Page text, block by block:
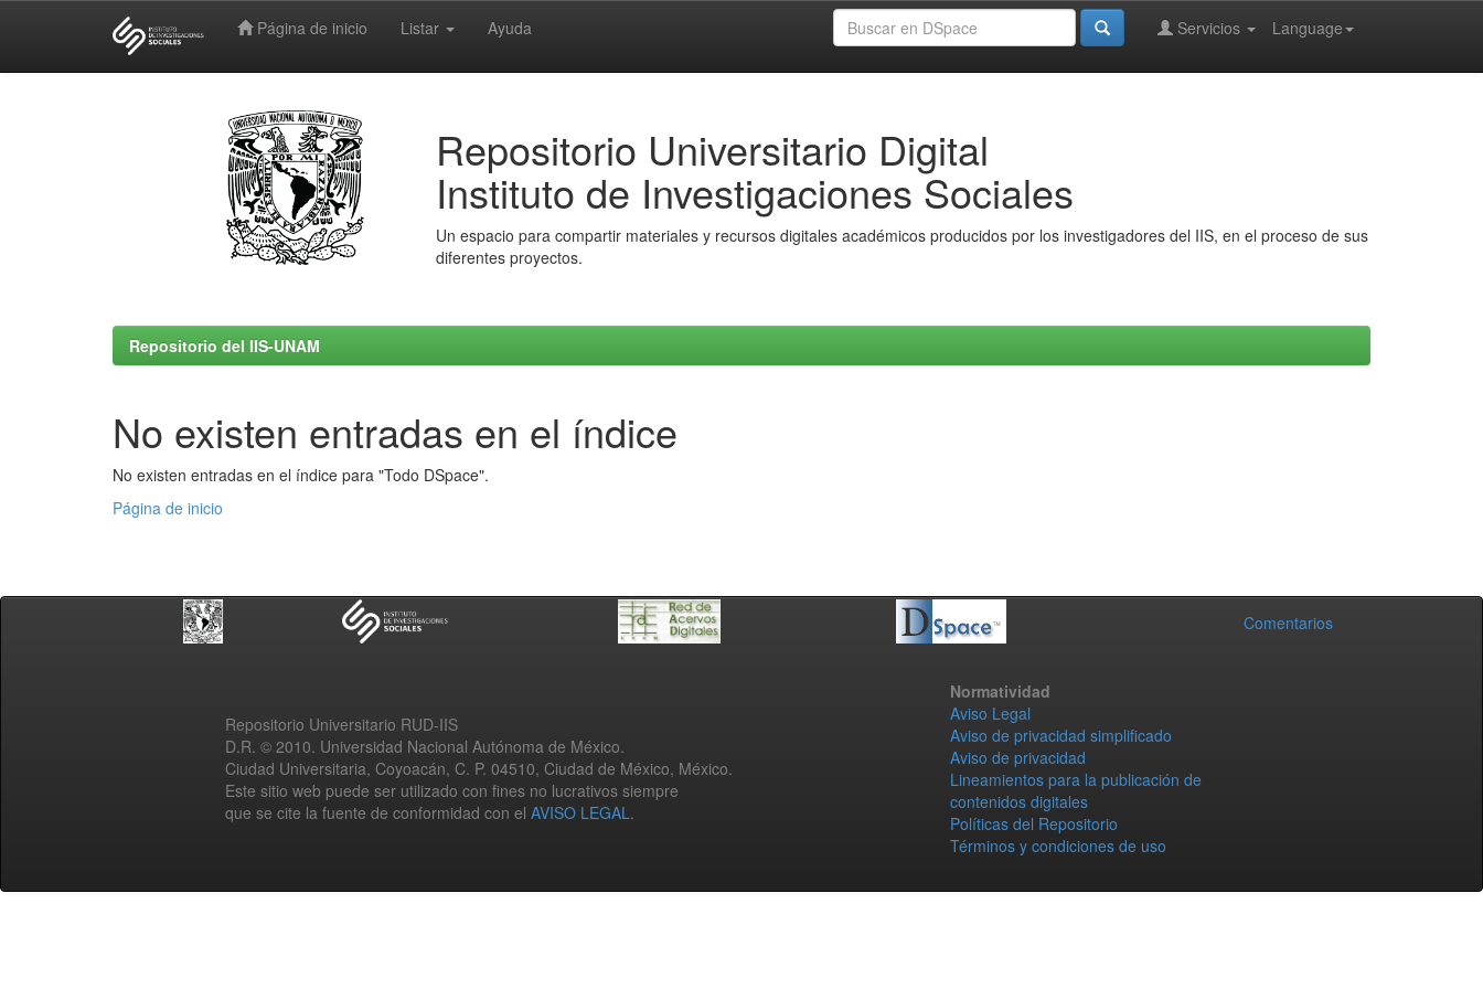
Página de inicio Listar Ayuda Language
Servicios
Repositorio Universitario Digital
Instituto de Investigaciones Sociales
Un espacio para compartir materiales y recursos digitales académicos producidos por los investigadores del IIS, en el proceso de sus
diferentes proyectos.
Repositorio del IIS-UNAM
No existen entradas en el índice
No existen entradas en el índice para "Todo DSpace".
Página de inicio
Comentarios
Repositorio Universitario RUD-IIS
D.R. © 2010. Universidad Nacional Autónoma de México.
Ciudad Universitaria, Coyoacán, C. P. 04510, Ciudad de México, México.
Este sitio web puede ser utilizado con fines no lucrativos siempre
que se cite la fuente de conformidad con el AVISO LEGAL.
Normatividad
Aviso Legal
Aviso de privacidad simplificado
Aviso de privacidad
Lineamientos para la publicación de
contenidos digitales
Políticas del Repositorio
Términos y condiciones de uso